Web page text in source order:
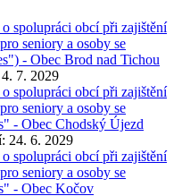
spolupráci obcí při zajištění
seniory a osoby se
- Obec Brod nad Tichou
7. 2029
spolupráci obcí při zajištění
seniory a osoby se
- Obec Chodský Újezd
24. 6. 2029
spolupráci obcí při zajištění
seniory a osoby se
- Obec Kočov